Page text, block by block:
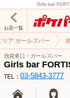
Girls bar
お店一覧
リア ガールズバー
池袋東口・ガールズバー
Girls bar
TEL： 03-5843-3777